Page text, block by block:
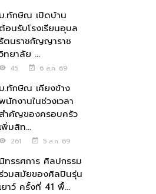
ม.ทักษิณ เปิดบ้าน
ต้อนรับโรงเรียนอุบล
รัตนราชกัญญาราช
ทยาลัย ...
45 6 ส.ค. 69
ม.ทักษิณ เคียงข้าง
นักงานในช่วงเวลา
สำคัญของครอบครัว
เพิ่มสิท...
261 5 ส.ค. 69
นิทรรศการ ศิลปกรรม
ร่วมสมัยของศิลปินรุ่น
เยาว์ ครั้งที่ 41 พื้...